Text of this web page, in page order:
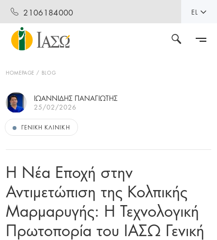
2106184000 EL
HOMEPAGE BLOG
ΙΩΑΝΝΙΔΗΣ ΠΑΝΑΓΙΩΤΗΣ
25/02/2026
ΓΕΝΙΚΉ ΚΛΙΝΙΚΉ
Η Νέα Εποχή στην
Αντιμετώπιση της Κολπικής
Μαρμαρυγής: Η Τεχνολογική
Πρωτοπορία του ΙΑΣΩ Γενική